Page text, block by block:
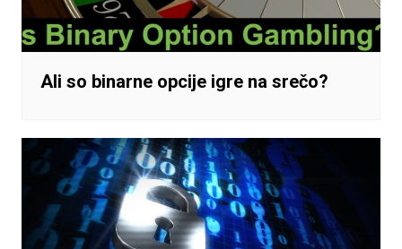
Ali so binarne opcije igre na srečo?